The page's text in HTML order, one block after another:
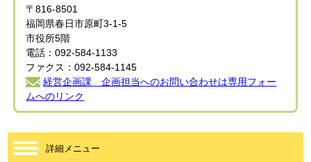
〒816-8501
福岡県春日市原町3-1-5
市役所5階
電話：092-584-1133
ファクス：092-584-1145
経営企画課 企画担当へのお問い合わせは専用フォー
ムへのリンク
詳細メニュー